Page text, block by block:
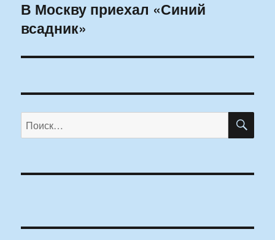
Следующая
запись:
В Москву приехал «Синий
всадник»
Искать: